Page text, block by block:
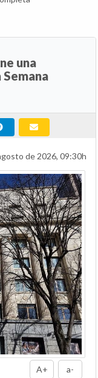
una
de 2026, 09:30h
A+ a-